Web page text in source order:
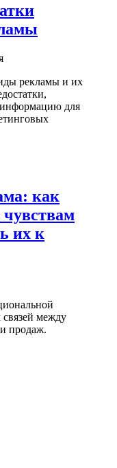
рекламы и их
информацию для
как
их к
между
продаж.